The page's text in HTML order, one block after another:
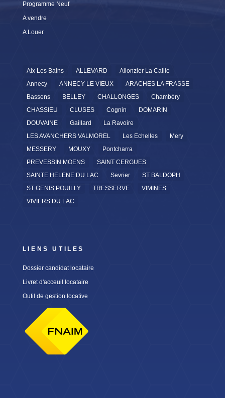
Programme Neuf
A vendre
A Louer
Aix Les Bains ALLEVARD
Allonzier La Caille
Annecy
ANNECY LE VIEUX
ARACHES LA FRASSE
Bassens
BELLEY CHALLONGES
Chambéry
CHASSIEU
CLUSES Cognin
DOMARIN
DOUVAINE
Gaillard
La Ravoire
LES AVANCHERS VALMOREL
Les Echelles
Mery
MESSERY
MOUXY
Pontcharra
PREVESSIN MOENS
SAINT CERGUES
SAINTE HELENE DU LAC
Sevrier
ST BALDOPH
ST GENIS POUILLY
TRESSERVE
VIMINES
VIVIERS DU LAC
LIENS UTILES
Dossier candidat locataire
Livret d'acceuil locataire
Outil de gestion locative